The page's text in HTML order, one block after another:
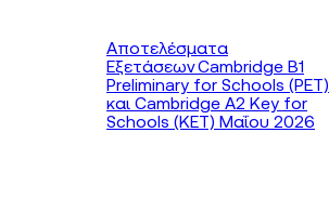
Αποτελέσματα
Εξετάσεων Cambridge B1
Preliminary for Schools (PET)
και Cambridge A2 Key for
Schools (KET) Μαΐου 2026